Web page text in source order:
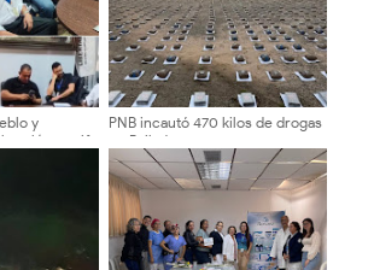
y
tarifa
PNB incautó 470 kilos de drogas
en Bailadores